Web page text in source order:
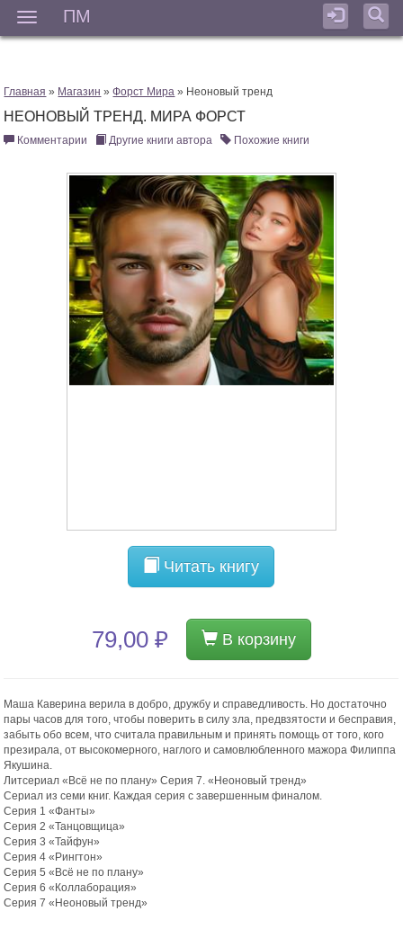
ПМ
Главная » Магазин »Форст Мира » Неоновый тренд
НЕОНОВЫЙ ТРЕНД. МИРА ФОРСТ
Комментарии Другие книги автора Похожие книги
Читать книгу
79,00 ₽ В корзину
Маша Каверина верила в добро, дружбу и справедливость. Но достаточно
пары часов для того, чтобы поверить в силу зла, предвзятости и бесправия,
забыть обо всем, что считала правильным и принять помощь от того, кого
презирала, от высокомерного, наглого и самовлюбленного мажора Филиппа
Якушина.
Литсериал «Всё не по плану» Серия 7. «Неоновый тренд»
Сериал из семи книг. Каждая серия с завершенным финалом.
Серия 1 «Фанты»
Серия 2 «Танцовщица»
Серия 3 «Тайфун»
Серия 4 «Рингтон»
Серия 5 «Всё не по плану»
Серия 6 «Коллаборация»
Серия 7 «Неоновый тренд»